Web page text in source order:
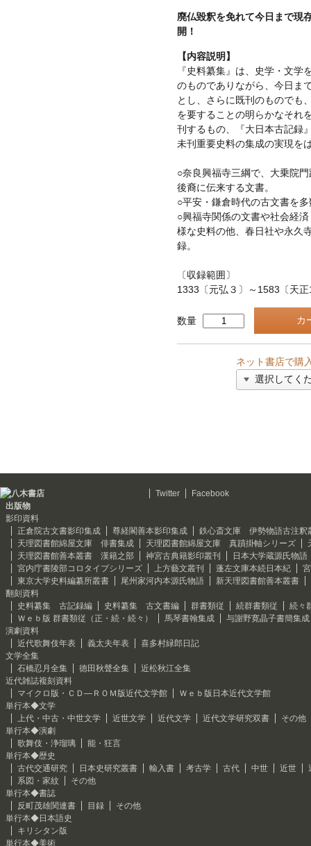
廃仏毀釈を免れて今日まで現
開！
【内容説明】
『史料纂集』は、史学・文学
のものでありながら、今日ま
とし、さらに既刊のものでも
を要することの明らかなそれ
刊するもの、『大日本古記録
未刊重要史料の集成の実現を
○奈良興福寺三綱で、大乗院
後裔に伝来する文書。
○平安・鎌倉時代の古文書を
○興福寺関係の文書や社会経
様な史料の他、春日社や永久
録。
〔収録範囲〕
1333〔元弘３〕～1583〔天
数量
ネット書店で購
Twitter
Facebook
出版物
影印資料
正倉院古文書影印集成
尊経閣善本影印集成
鉄心斎文庫 伊勢物語古注釈
天理図書館綿屋文庫 俳書集成
天理図書館綿屋文庫 真蹟掛軸シリーズ
天理図書館善本叢書 漢籍之部
神宮古典籍影印叢刊
日本大学蔵源氏物語
宮内庁書陵部コロタイプシリーズ
上方藝文叢刊 蓬左文庫本続日本紀
東京大学史料編纂所叢書
尾州家河内本源氏物語
新天理図書館善本叢書
翻刻資料
史料纂集 古記録編
史料纂集 古文書編 群書類従 続群書類従
続々
Ｗｅｂ版 群書類従（正・続・続々）
馬琴書翰集成
与謝野寛晶子書簡集成
演劇資料
近代歌舞伎年表
義太夫年表
喜多村緑郎日記
文学全集
石橋忍月全集
徳田秋聲全集
近松秋江全集
近代雑誌複刻資料
マイクロ版・ＣＤ―ＲＯＭ版近代文学館
Ｗｅｂ版日本近代文学館
単行本◆文学
上代・中古・中世文学
近世文学 近代文学 近代文学研究双書
その他
単行本◆演劇
歌舞伎・浄瑠璃
能・狂言
単行本◆歴史
古代交通研究
日本史研究叢書 輸入書 考古学 古代 中世 近世
系図・家紋
その他
単行本◆書誌
反町茂雄関連書
目録
その他
単行本◆日本語史
キリシタン版
単行本◆美術